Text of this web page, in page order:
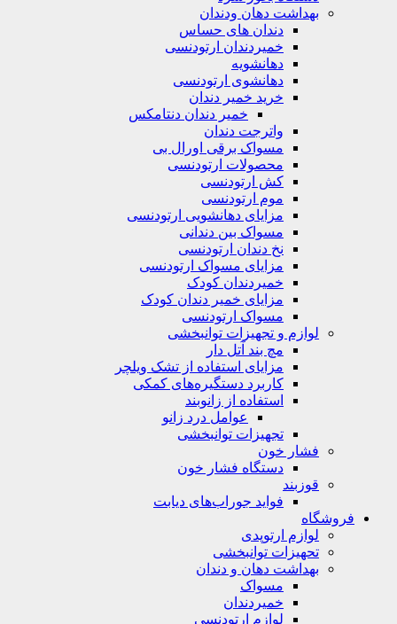
بهداشت دهان ودندان
دندان های حساس
خمیردندان ارتودنسی
دهانشویه‌
دهانشوی ارتودنسی
خرید خمیر دندان
خمیر دندان دنتامکس
واترجت دندان
مسواک برقی اورال بی
محصولات ارتودنسی
کش ارتودنسی
موم ارتودنسی
مزایای دهانشویی ارتودنسی
مسواک بین دندانی
نخ دندان ارتودنسی
مزایای مسواک ارتودنسی
خمیردندان کودک
مزایای خمیر دندان کودک
مسواک ارتودنسی
لوازم و تجهیزات توانبخشی
مچ بند آتل دار
مزایای استفاده از تشک ویلچر
کاربرد دستگیره‌های کمکی
استفاده از زانوبند
عوامل درد زانو
تجهیزات توانبخشی
فشار خون
دستگاه فشار خون
قوزبند
فواید جوراب‌های دیابت
فروشگاه
لوازم ارتوپدی
تحهیزات توانبخشی
بهداشت دهان و دندان
مسواک
خمیردندان
لوازم ارتودنسی